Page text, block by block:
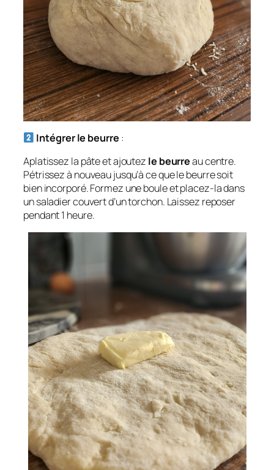
Intégrer le beurre :
Aplatissez la pâte et ajoutez le beurreau centre.
Pétrissez à nouveau jusqu’à ce que le beurre soit
bien incorporé. Formez une boule et placez-la dans
un saladier couvert d’un torchon. Laissez reposer
pendant 1 heure.